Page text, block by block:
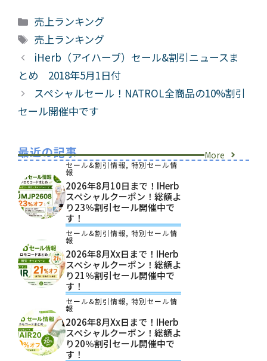
カ
テ
ゴ
リ
ー
売上ランキング
タ
グ
売上ランキング
iHerb（アイハーブ）セール&割引ニュースま
とめ 2018年5月1日付
スペシャルセール！NATROL全商品の10%割引
セール開催中です
最近の記事 More
セール&割引情報, 特別セール情
報
2026年8月10日まで！iHerb
スペシャルクーポン！総額よ
り23％割引セール開催中で
す！
セール&割引情報, 特別セール情
報
2026年8月xx日まで！iHerb
スペシャルクーポン！総額よ
り21％割引セール開催中で
す！
セール&割引情報, 特別セール情
報
2026年8月xx日まで！iHerb
スペシャルクーポン！総額よ
り20％割引セール開催中で
す！